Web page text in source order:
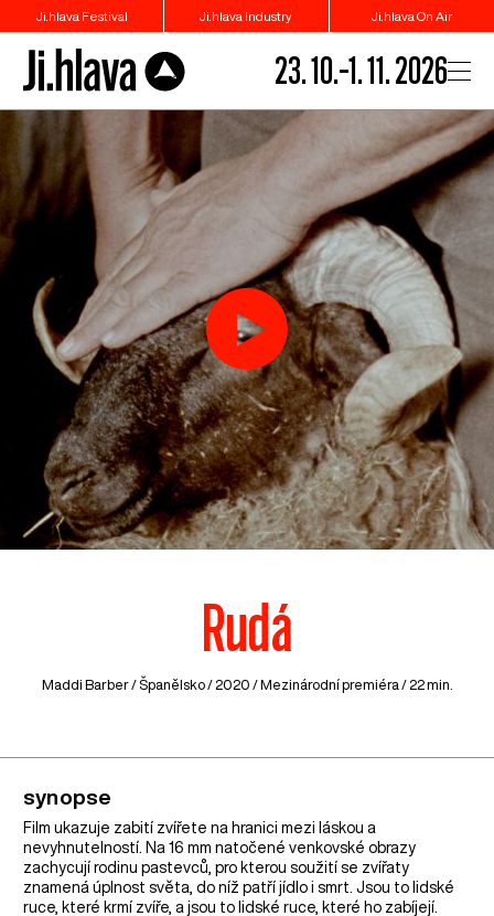
Ji.hlava Festival Ji.hlava Industry Ji.hlava On Air
23. 10.–1. 11. 2026
Rudá
Maddi Barber / Španělsko/ 2020 / Mezinárodní premiéra / 22 min.
synopse
Film ukazuje zabití zvířete na hranici mezi láskou a
nevyhnutelností. Na 16 mm natočené venkovské obrazy
zachycují rodinu pastevců, pro kterou soužití se zvířaty
znamená úplnost světa, do níž patří jídlo i smrt. Jsou to lidské
ruce, které krmí zvíře, a jsou to lidské ruce, které ho zabíjejí.